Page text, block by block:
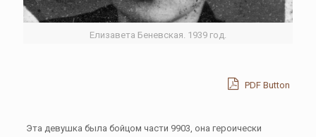
Елизавета Беневская. 1939 год.
PDF Button
Эта девушка была бойцом части 9903, она героически